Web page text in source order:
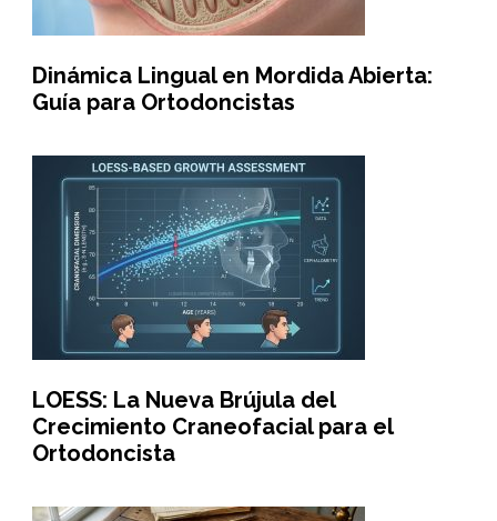
Dinámica Lingual en Mordida Abierta:
Guía para Ortodoncistas
LOESS: La Nueva Brújula del
Crecimiento Craneofacial para el
Ortodoncista